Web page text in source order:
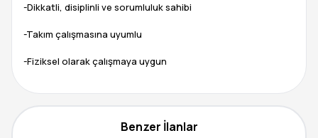
-Dikkatli, disiplinli ve sorumluluk sahibi
-Takım çalışmasına uyumlu
-Fiziksel olarak çalışmaya uygun
Benzer İlanlar